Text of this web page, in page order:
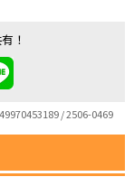
！
/ 2506-0469